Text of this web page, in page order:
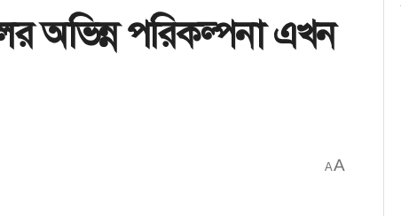
অভিন্ন পরিকল্পনা এখন
AA